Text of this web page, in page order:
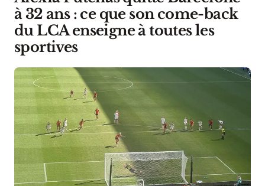
à 32 ans : ce que son come-back
du LCA enseigne à toutes les
sportives